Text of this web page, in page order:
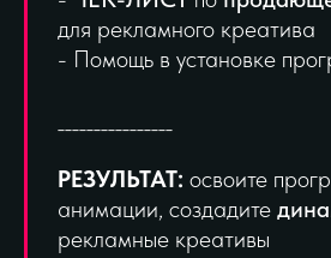
для рекламного креатива
- Помощь в установке
РЕЗУЛЬТАТ: освоите
анимации, создадите
рекламные креативы